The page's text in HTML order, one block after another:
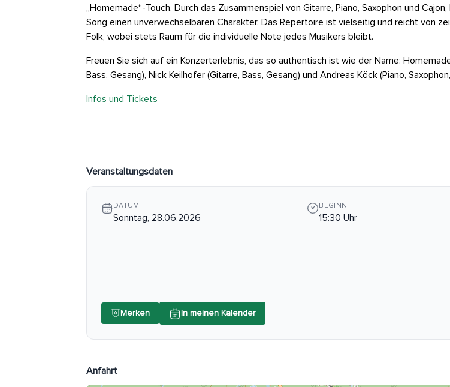
„Homemade“-Touch. Durch das Zusammenspiel von Gitarre, Piano, Saxophon und
Song einen unverwechselbaren Charakter. Das Repertoire ist vielseitig und reicht von
Folk, wobei stets Raum für die individuelle Note jedes Musikers bleibt.
Freuen Sie sich auf ein Konzerterlebnis, das so authentisch ist wie der Name:
Bass, Gesang), Nick Keilhofer (Gitarre, Bass, Gesang) und Andreas Köck (Piano,
Infos und Tickets
Veranstaltungsdaten
DATUM
Sonntag, 28.06.2026
BEGINN
15:30 Uhr
Merken In meinen Kalender
Anfahrt